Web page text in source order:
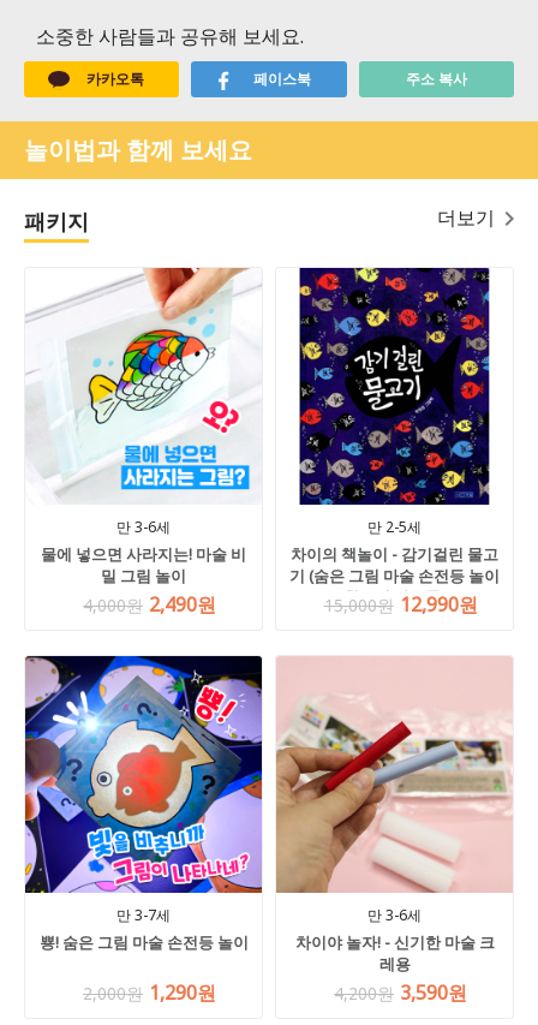
소중한 사람들과 공유해 보세요.
카카오톡 페이스북 주소 복사
놀이법과 함께 보세요
패키지 더보기
만 3-6세
물에 넣으면 사라지는! 마술 비
밀 그림 놀이
4,000원 2,490원
만 2-5세
차이의 책놀이 - 감기걸린 물고
기 (숨은 그림 마술 손전등 놀이
활동지 사은품)
15,000원 12,990원
만 3-7세
뿅! 숨은 그림 마술 손전등 놀이
2,000원 1,290원
만 3-6세
차이야 놀자! - 신기한 마술 크
레용
4,200원 3,590원